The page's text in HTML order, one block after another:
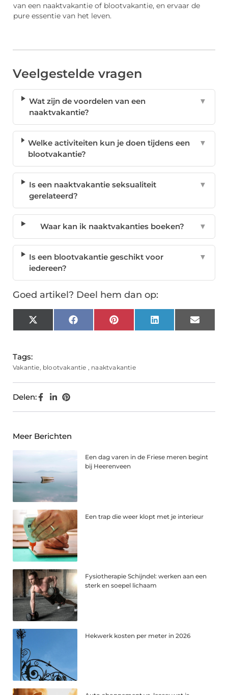
van een naaktvakantie of blootvakantie, en ervaar de
pure essentie van het leven.
Veelgestelde vragen
Wat zijn de voordelen van een
naaktvakantie?
▼
Welke activiteiten kun je doen tijdens een
blootvakantie?
▼
Is een naaktvakantie seksualiteit
gerelateerd?
▼
Waar kan ik naaktvakanties boeken? ▼
Is een blootvakantie geschikt voor
iedereen?
▼
Goed artikel? Deel hem dan op:
X
(Twitter)
FacebookPinterest LinkedIn Email
Tags:
Vakantie, blootvakantie , naaktvakantie
Delen:
Meer Berichten
Een dag varen in de Friese meren begint
bij Heerenveen
Een trap die weer klopt met je interieur
Fysiotherapie Schijndel: werken aan een
sterk en soepel lichaam
Hekwerk kosten per meter in 2026